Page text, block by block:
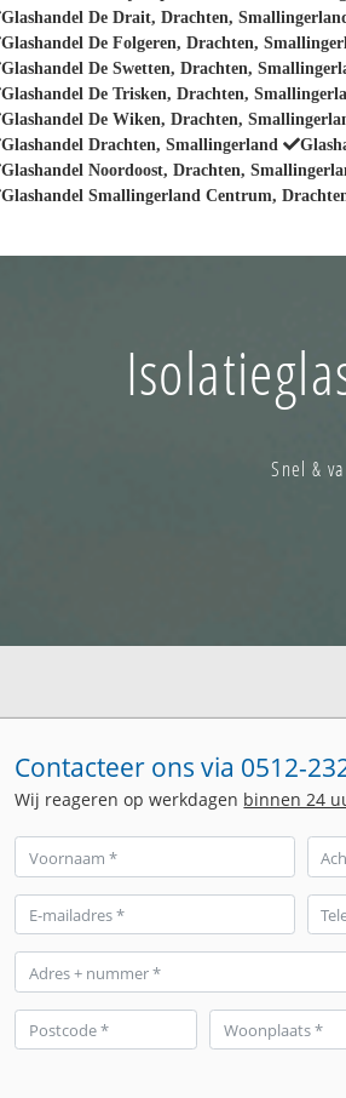
Glashandel De Drait, Drachten,
Glashandel De Folgeren, Drachten,
Glashandel De Swetten, Drachten,
Glashandel De Trisken, Drachten,
Glashandel De Wiken, Drachten,
Glashandel Drachten, Smallingerland
Glashandel Noordoost, Drachten,
Glashandel Smallingerland Centrum,
Snel &
Contacteer ons via 0512-
Wij reageren op werkdagen binnen 24